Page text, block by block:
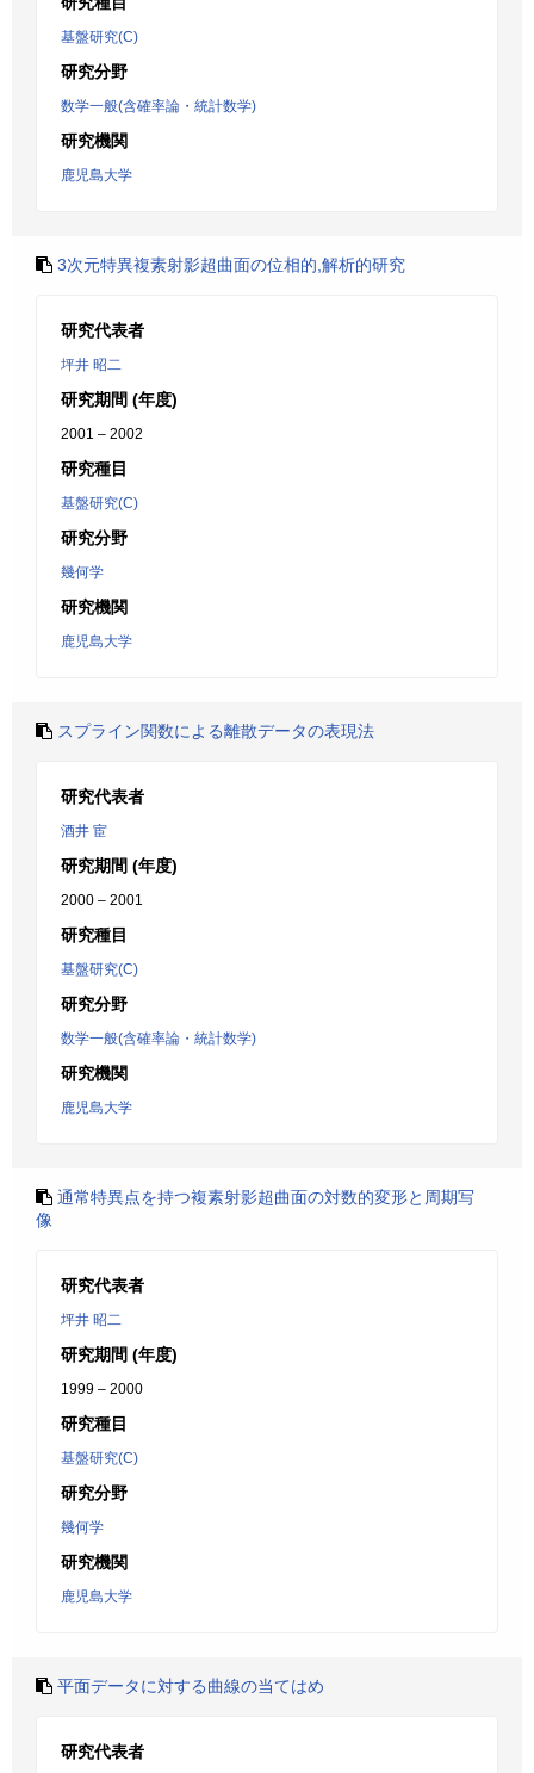
基盤研究(C)
研究分野
数学一般(含確率論・統計数学)
研究機関
鹿児島大学
3次元特異複素射影超曲面の位相的,解析的研究
研究代表者
坪井 昭二
研究期間 (年度)
2001 – 2002
研究種目
基盤研究(C)
研究分野
幾何学
研究機関
鹿児島大学
スプライン関数による離散データの表現法
研究代表者
酒井 宦
研究期間 (年度)
2000 – 2001
研究種目
基盤研究(C)
研究分野
数学一般(含確率論・統計数学)
研究機関
鹿児島大学
通常特異点を持つ複素射影超曲面の対数的変形と周期写
像
研究代表者
坪井 昭二
研究期間 (年度)
1999 – 2000
研究種目
基盤研究(C)
研究分野
幾何学
研究機関
鹿児島大学
平面データに対する曲線の当てはめ
研究代表者